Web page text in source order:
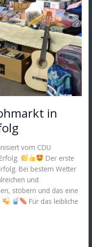
in
vom CDU
Der erste
Bei bestem Wetter
und
stöbern und das eine
Für das leibliche